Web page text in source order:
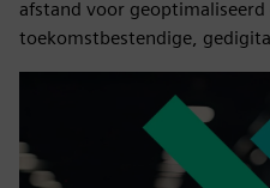
afstand voor
toekomstbestendige,